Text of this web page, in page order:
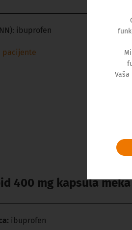
ibuprofen
pacijente
400 mg kapsula meka
ibuprofen